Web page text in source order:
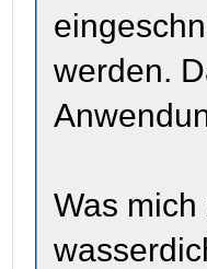
werden.
Was